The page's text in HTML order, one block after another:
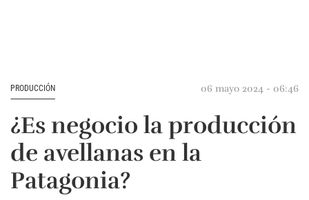
PRODUCCIÓN 06 mayo 2024 - 06:46
¿Es negocio la producción
de avellanas en la
Patagonia?